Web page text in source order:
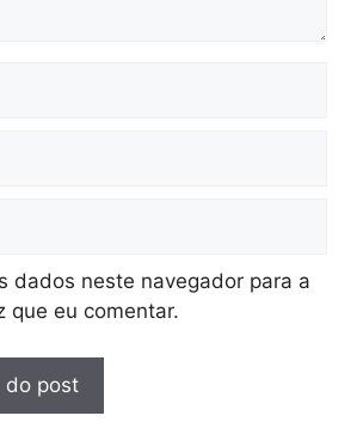
dados neste navegador para a
que eu comentar.